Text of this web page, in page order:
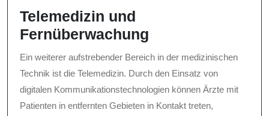
Telemedizin und
Fernüberwachung
Ein weiterer aufstrebender Bereich in der medizinischen
Technik ist die Telemedizin. Durch den Einsatz von
digitalen Kommunikationstechnologien können Ärzte mit
Patienten in entfernten Gebieten in Kontakt treten,